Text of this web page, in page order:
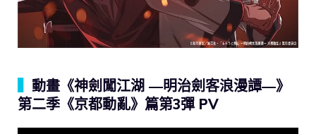
動畫《神劍闖江湖 ―明治劍客浪漫譚―》
第二季《京都動亂》篇第3彈 PV